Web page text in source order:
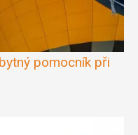
pomocník při